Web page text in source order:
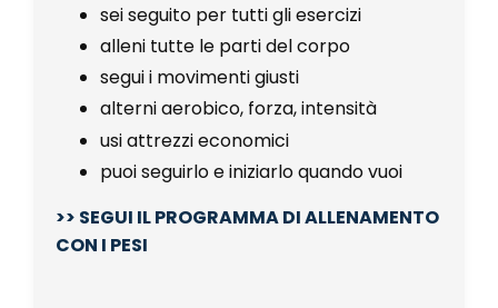
sei seguito per tutti gli esercizi
alleni tutte le parti del corpo
segui i movimenti giusti
alterni aerobico, forza, intensità
usi attrezzi economici
puoi seguirlo e iniziarlo quando vuoi
>> SEGUI IL PROGRAMMA DI ALLENAMENTO
CON I PESI